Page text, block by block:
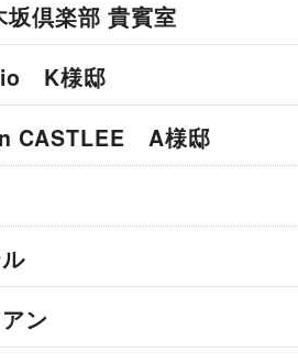
坂倶楽部 貴賓室
K様邸
CASTLEE A様邸
ン